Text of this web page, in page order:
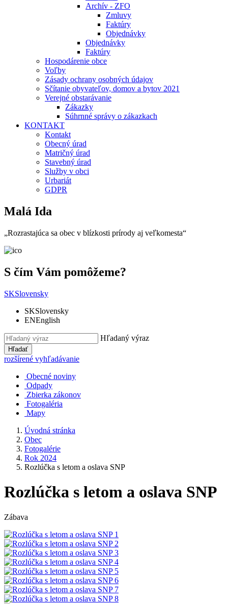
Archív - ZFO
Zmluvy
Faktúry
Objednávky
Objednávky
Faktúry
Hospodárenie obce
Voľby
Zásady ochrany osobných údajov
Sčítanie obyvateľov, domov a bytov 2021
Verejné obstarávanie
Zákazky
Súhrnné správy o zákazkach
KONTAKT
Kontakt
Obecný úrad
Matričný úrad
Stavebný úrad
Služby v obci
Urbariát
GDPR
Malá Ida
„Rozrastajúca sa obec v blízkosti prírody aj veľkomesta“
S čím Vám pomôžeme?
SKSlovensky
SKSlovensky
ENEnglish
Hľadaný výraz
Hľadať
rozšírené vyhľadávanie
Obecné noviny
Odpady
Zbierka zákonov
Fotogaléria
Mapy
Úvodná stránka
Obec
Fotogalérie
Rok 2024
Rozlúčka s letom a oslava SNP
Rozlúčka s letom a oslava SNP
Zábava